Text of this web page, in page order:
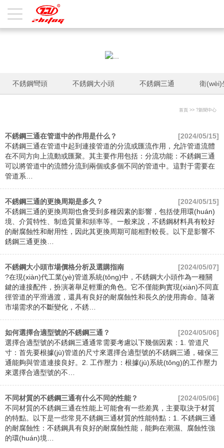
九九视频在线播放re6,亚洲精品综合成人在线,国产区人妖另类精品视频,
亚洲国产麻豆成人精品视频,97日b精品视频在线,人妻自拍视频中国大陆,
九九热只有这里有精品,亚洲av日韩片在线观看,国产亚洲香蕉精品视频
不銹鋼彎頭 不銹鋼大小頭 不銹鋼三通 衛(wèi)
首頁 >> ?新聞中心
不銹鋼三通在管道中的作用是什么？
[2024/05/15]
不銹鋼三通在管道中起到連接管道的分流或匯流作用，允許管道流體
在不同方向上流動或匯聚。其主要作用包括：分流功能：不銹鋼三通
可以將管道中的流體分流到兩個或多個不同的管道中。這對于需要在
管道系…
不銹鋼三通的更換周期是多久？
[2024/05/15]
不銹鋼三通的更換周期也會受到多種因素的影響，包括使用環(huán)
境、介質特性、制造質量和頻率等。一般來說，不銹鋼材料具有較好
的耐腐蝕性和耐用性，因此其更換周期可能相對較長。以下是影響不
銹鋼三通更換…
不銹鋼大小頭市場價格分析及選購指南
[2024/05/07]
?在現(xiàn)代工業(yè)管道系統(tǒng)中，不銹鋼大小頭作為一種關
鍵的連接配件，扮演著舉足輕重的角色。它不僅能夠實現(xiàn)不同直
徑管道的平滑過渡，還具有良好的耐腐蝕性和長久的使用壽命。隨著
市場需求的不斷變化，不銹…
如何選擇合適型號的不銹鋼三通？
[2024/05/06]
選擇合適型號的不銹鋼三通通常需要考慮以下幾個因素：1. 管道尺
寸：首先要根據(jù)管道的尺寸來選擇合適型號的不銹鋼三通，確保三
通能夠與管道連接良好。2. 工作壓力：根據(jù)系統(tǒng)的工作壓力
來選擇合適型號的不…
不同材質的不銹鋼三通有什么不同的性能？
[2024/05/06]
不同材質的不銹鋼三通在性能上可能會有一些差異，主要取決于材質
的特點。以下是一些常見不銹鋼三通材質的性能特點：1. 不銹鋼三通
的耐腐蝕性：不銹鋼具有良好的耐腐蝕性能，能夠在潮濕、腐蝕性強
的環(huán)境…